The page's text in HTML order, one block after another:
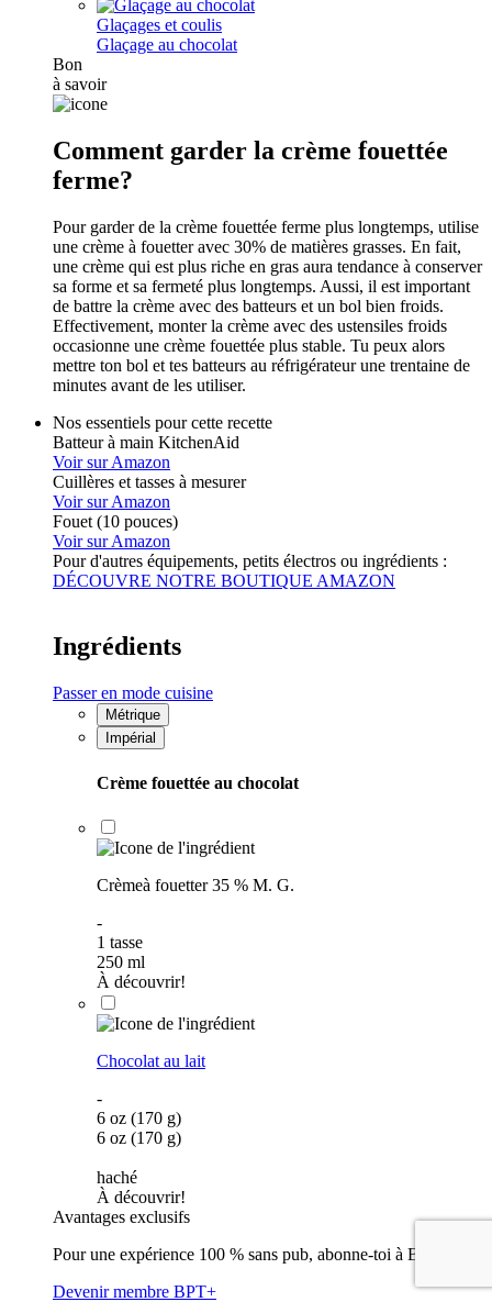
Glaçages et coulis
Glaçage au chocolat
Bon
à savoir
Comment garder la crème fouettée
ferme?
Pour garder de la crème fouettée ferme plus longtemps, utilise
une crème à fouetter avec 30% de matières grasses. En fait,
une crème qui est plus riche en gras aura tendance à conserver
sa forme et sa fermeté plus longtemps. Aussi, il est important
de battre la crème avec des batteurs et un bol bien froids.
Effectivement, monter la crème avec des ustensiles froids
occasionne une crème fouettée plus stable. Tu peux alors
mettre ton bol et tes batteurs au réfrigérateur une trentaine de
minutes avant de les utiliser.
Nos essentiels pour cette recette
Batteur à main KitchenAid
Voir sur Amazon
Cuillères et tasses à mesurer
Voir sur Amazon
Fouet (10 pouces)
Voir sur Amazon
Pour d'autres équipements, petits électros ou ingrédients :
DÉCOUVRE NOTRE BOUTIQUE AMAZON
Ingrédients
Passer en mode cuisine
Métrique
Impérial
Crème fouettée au chocolat
Crèmeà fouetter 35 % M. G.
-
1 tasse
250 ml
À découvrir!
Chocolat au lait
-
6 oz (170 g)
6 oz (170 g)
haché
À découvrir!
Avantages exclusifs
Pour une expérience 100 % sans pub, abonne-toi à BPT+
Devenir membre BPT+